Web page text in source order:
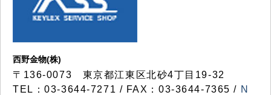
西野金物(株)
〒136-0073 東京都江東区北砂4丁目19-32
TEL：03‐3644‐7271 / FAX：03-3644-7365 / N